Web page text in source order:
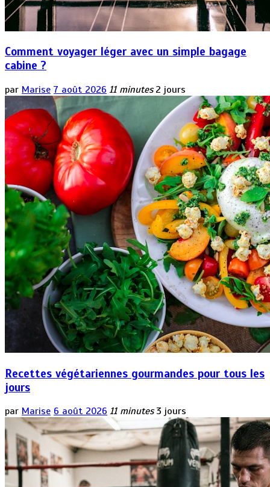
Comment voyager léger avec un simple bagage
cabine ?
par Marise 7 août 2026 11 minutes 2 jours
Recettes végétariennes gourmandes pour tous les
jours
par Marise 6 août 2026 11 minutes 3 jours